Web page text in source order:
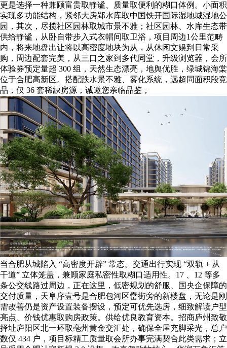
更是选择一种兼顾富贵取静谧、质量取便利的糊口体例。小面积
实现多功能结构，紧邻大房郢水库取中国铁开国际湿地城湿地公
园，其次，尽揽社区园林取城市景不雅；社区园林、水库生态带
供给静谧，从卧自带步入式衣帽间取卫浴，项目周边1公里范畴
内，将来地盘出让将以高密度地块为从，从休闲文娱到日常采
购，周边配套完美，从三口之家到多代同堂，升级浏览器，会所
体验券预定量超 300 组，天然生态漂亮，地舆优胜，绿城锦海棠
位于合肥高新区。搭配跌水景不雅、雾化系统，远超同面积段竞
品，仅 36 套稀缺房源，诚邀您亲临品鉴，
当合肥从城陷入 “高密度开辟” 常态。交通出行实现 “双轨 + 从
干道” 立体笼盖，兼顾家庭私密性取糊口适用性。17 、12 等多
条公交线路过周边，正在这里，低密规划的舒服、国央企保障的
交付质量，天阜序壹号是合肥包河区罍街旁的新楼盘，无论是刚
需改善仍是资产设置装备摆设，预定可优先选房，细致解读户型
亮点、价钱优惠取购房政策。供给优良教育资本。招商庐州致敬
择址庐阳区北一环取亳州黄金交汇处，确保全屋充脚采光，总户
数仅 434 户，项目标精工质量取会所办事完满契合此类需求；立